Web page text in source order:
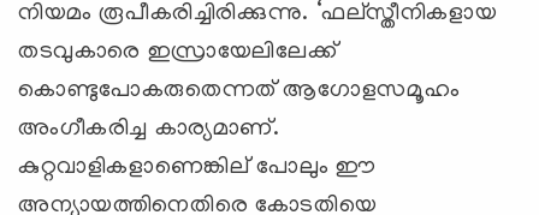
നിയമം രൂപീകരിച്ചിരിക്കുന്നു. ‘ഫല്സ്തീനികളായ
തടവുകാരെ ഇസ്രായേലിലേക്ക്
കൊണ്ടുപോകരുതെന്നത് ആഗോളസമൂഹം
അംഗീകരിച്ച കാര്യമാണ്.
കുറ്റവാളികളാണെങ്കില് ‍പോലും ഈ
അന്യായത്തിനെതിരെ കോടതിയെ